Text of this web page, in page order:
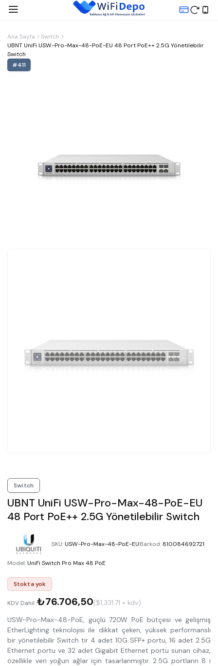
Ana Sayfa
Switch
UBNT UniFi USW-Pro-Max-48-PoE-EU 48 Port PoE++ 2.5G Yönetilebilir
Switch
#411
Switch
UBNT UniFi USW-Pro-Max-48-PoE-EU
48 Port PoE++ 2.5G Yönetilebilir Switch
SKU:USW-Pro-Max-48-PoE-EUBarkod: 810084692721
Model:UniFi Switch Pro Max 48 PoE
Stokta yok
KDV Dahil :₺76.706,50($1,331.71 + kdv)
USW-Pro-Max-48-PoE, güçlü 720W PoE bütçesi ve gelişmiş
EtherLighting teknolojisi ile dikkat çeken, yüksek performanslı
bir yönetilebilir Switch tir 4 adet 10G SFP+ portu, 16 adet 2.5G
Ethernet portu ve 32 adet Gigabit Ethernet portu sunan cihaz,
özellikle veri yoğun ağlar için tasarlanmıştır. 2.5G portların 8 i